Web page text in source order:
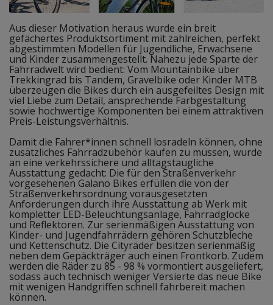
Aus dieser Motivation heraus wurde ein breit
gefächertes Produktsortiment mit zahlreichen, perfekt
abgestimmten Modellen für Jugendliche, Erwachsene
und Kinder zusammengestellt. Nahezu jede Sparte der
Fahrradwelt wird bedient: Vom Mountainbike über
Trekkingrad bis Tandem, Gravelbike oder Kinder MTB
überzeugen die Bikes durch ein ausgefeiltes Design mit
viel Liebe zum Detail, ansprechende Farbgestaltung
sowie hochwertige Komponenten bei einem attraktiven
Preis-Leistungsverhältnis.
Damit die Fahrer*innen schnell losradeln können, ohne
zusätzliches Fahrradzubehör kaufen zu müssen, wurde
an eine verkehrssichere und alltagstaugliche
Ausstattung gedacht: Die für den Straßenverkehr
vorgesehenen Galano Bikes erfüllen die von der
Straßenverkehrsordnung vorausgesetzten
Anforderungen durch ihre Ausstattung ab Werk mit
kompletter LED-Beleuchtungsanlage, Fahrradglocke
und Reflektoren. Zur serienmäßigen Ausstattung von
Kinder- und Jugendfahrrädern gehören Schutzbleche
und Kettenschutz. Die Cityräder besitzen serienmäßig
neben dem Gepäckträger auch einen Frontkorb. Zudem
werden die Räder zu 85 - 98 % vormontiert ausgeliefert,
sodass auch technisch weniger Versierte das neue Bike
mit wenigen Handgriffen schnell fahrbereit machen
können.